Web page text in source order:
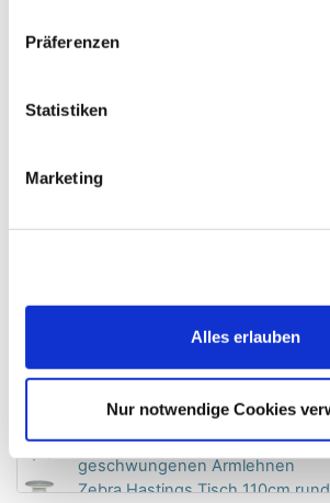
Präferenzen
Statistiken
Marketing
Alles erlauben
Nur notwendige Cookies
Wichtige Info-Links
Links
Ähnliche Produkte/
Zebra Hastings GartenmÃ¶bel-
Rundgeflecht snow white
Rundgeflecht, geschwungene
Zebra Hastings Sessel Snow
geschwungenen Armlehnen
Zebra Hastings Tisch 110cm